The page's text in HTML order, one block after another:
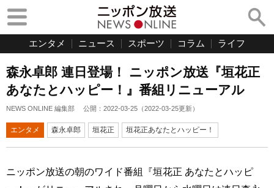
エンタメ ニュース スポーツ コラム ライフ
森永卓郎 連日登場！ ニッポン放送『垣花正
あなたとハッピー！』番組リニューアル
NEWS ONLINE 編集部 公開： 2022-03-25 （2022-03-25更新）
エンタメ 森永卓郎 垣花正 垣花正あなたとハッピー！
ニッポン放送の朝のワイド番組『垣花正 あなたとハッピ